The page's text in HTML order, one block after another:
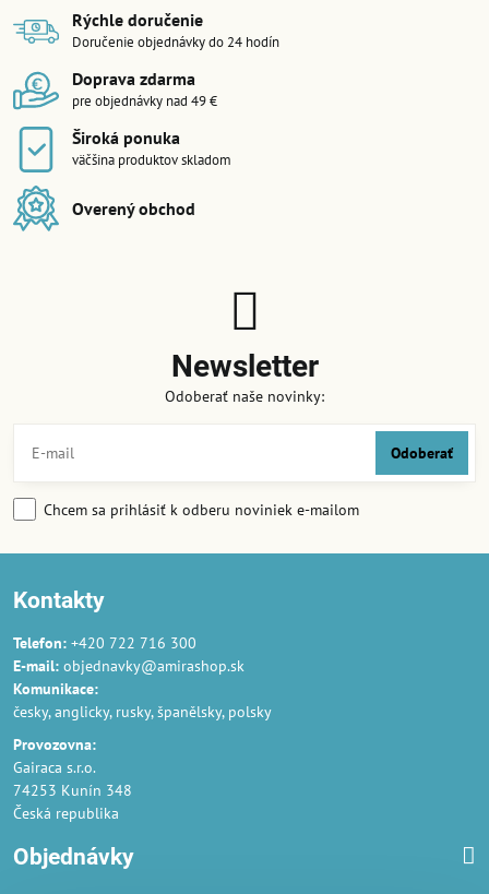
Rýchle doručenie
Doručenie objednávky do 24 hodín
Doprava zdarma
pre objednávky nad 49 €
Široká ponuka
väčšina produktov skladom
Overený obchod
Newsletter
Odoberať naše novinky:
Odoberať
Chcem sa prihlásiť k odberu noviniek e-mailom
Kontakty
Telefon: +420 722 716 300
E-mail: objednavky@amirashop.sk
Komunikace:
česky, anglicky, rusky, španělsky, polsky
Provozovna:
Gairaca s.r.o.
74253 Kunín 348
Česká republika
Objednávky